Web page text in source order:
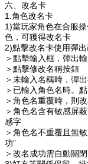
六、改名卡
1.角色改名卡
1)當玩家角色在合服
色，可獲得改名卡
2)點擊改名卡使用彈
＞點擊輸入框，彈出
＞點擊修改名稱按鈕
＞未輸入名稱時，彈
＞已輸入角色名時。
＞角色名重覆時，則
＞角色名含有敏感屏
感字
＞角色名不重覆且無
功”
＞改名成功需自動關